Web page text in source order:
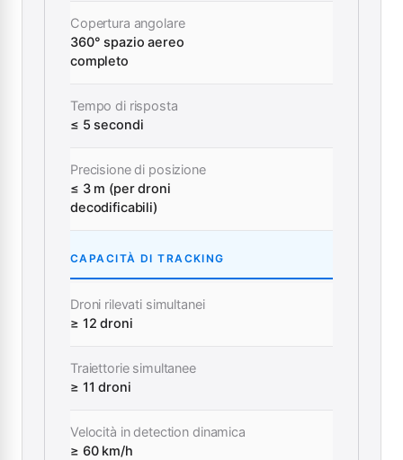
Copertura angolare
360° spazio aereo
completo
Tempo di risposta
≤ 5 secondi
Precisione di posizione
≤ 3 m (per droni
decodificabili)
CAPACITÀ DI TRACKING
Droni rilevati simultanei
≥ 12 droni
Traiettorie simultanee
≥ 11 droni
Velocità in detection dinamica
≥ 60 km/h